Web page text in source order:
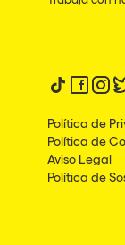
Síguenos
Política de
Política de
Aviso Legal
Política de